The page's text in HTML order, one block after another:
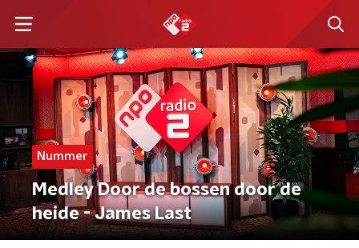
Nummer
Medley Door de bossen door de
heide - James Last